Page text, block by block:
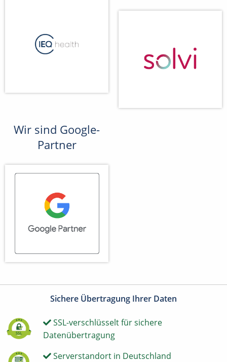
Wir sind Google-
Partner
Sichere Übertragung Ihrer Daten
SSL-verschlüsselt für sichere
Datenübertragung
Serverstandort in Deutschland